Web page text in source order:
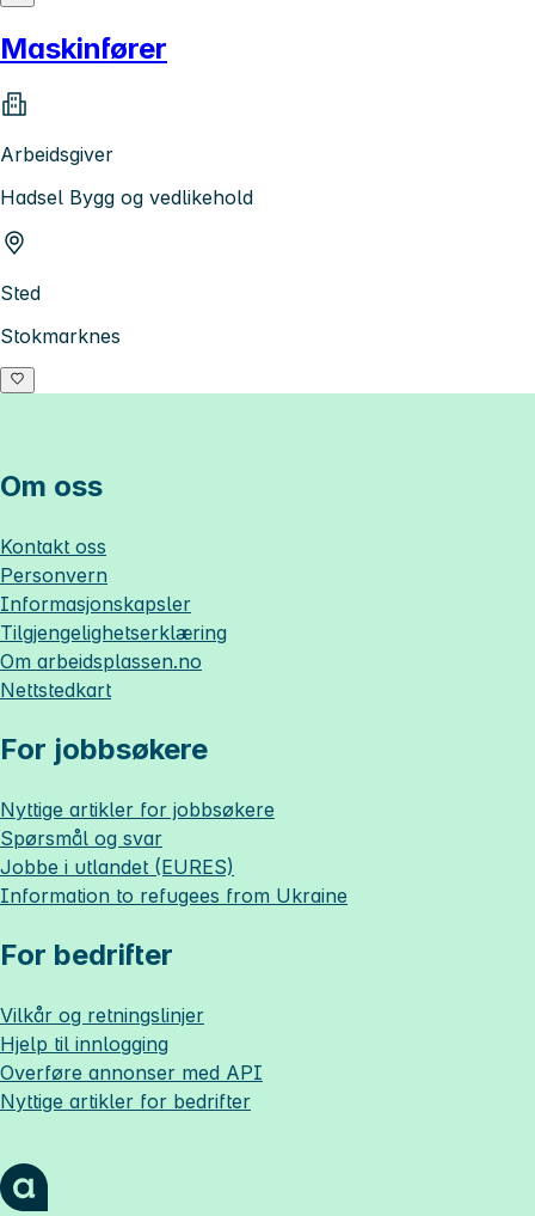
Maskinfører
Arbeidsgiver
Hadsel Bygg og vedlikehold
Sted
Stokmarknes
Om oss
Kontakt oss
Personvern
Informasjonskapsler
Tilgjengelighetserklæring
Om arbeidsplassen.no
Nettstedkart
For jobbsøkere
Nyttige artikler for jobbsøkere
Spørsmål og svar
Jobbe i utlandet (EURES)
Information to refugees from Ukraine
For bedrifter
Vilkår og retningslinjer
Hjelp til innlogging
Overføre annonser med API
Nyttige artikler for bedrifter